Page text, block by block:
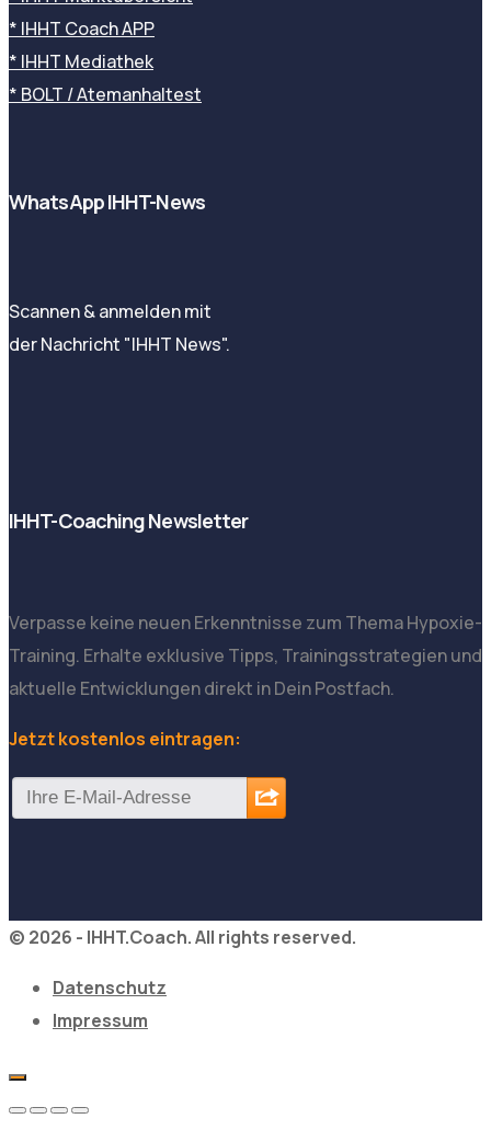
* IHHT Coach APP
* IHHT Mediathek
* BOLT / Atemanhaltest
WhatsApp IHHT-News
Scannen & anmelden mit
der Nachricht "IHHT News".
IHHT-Coaching Newsletter
Verpasse keine neuen Erkenntnisse zum Thema Hypoxie-
Training. Erhalte exklusive Tipps, Trainingsstrategien und
aktuelle Entwicklungen direkt in Dein Postfach.
Jetzt kostenlos eintragen:
© 2026 - IHHT.Coach. All rights reserved.
Datenschutz
Impressum